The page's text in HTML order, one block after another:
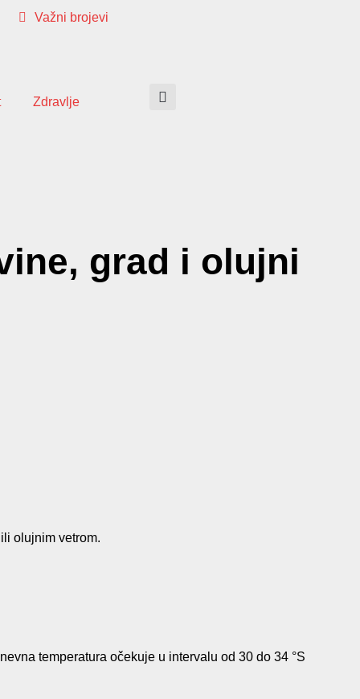
Važni brojevi
Zdravlje
grad i olujni
olujnim vetrom.
temperatura očekuje u intervalu od 30 do 34 °S